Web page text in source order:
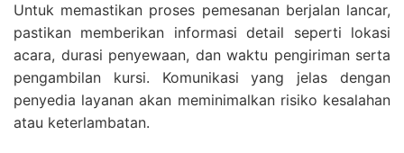
Untuk memastikan proses pemesanan berjalan lancar,
pastikan memberikan informasi detail seperti lokasi
acara, durasi penyewaan, dan waktu pengiriman serta
pengambilan kursi. Komunikasi yang jelas dengan
penyedia layanan akan meminimalkan risiko kesalahan
atau keterlambatan.